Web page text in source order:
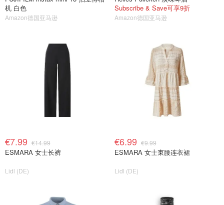
机 白色
Amazon德国亚马逊
Subscribe & Save可享9折
Amazon德国亚马逊
€7.99 €14.99
ESMARA 女士长裤
Lidl (DE)
€6.99 €9.99
ESMARA 女士束腰连衣裙
Lidl (DE)